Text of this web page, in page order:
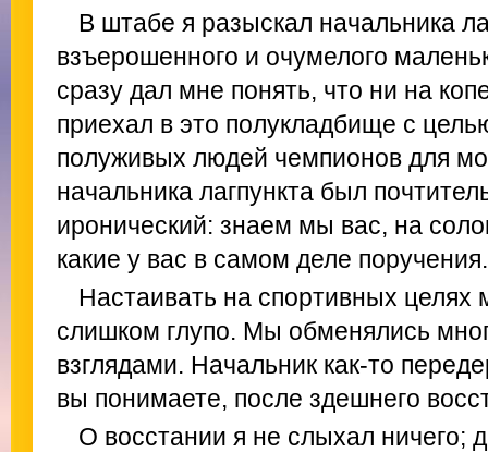
В штабе я разыскал начальника
взъерошенного и очумелого
сразу дал мне понять, что ни на
приехал в это полукладбище с
полуживых людей чемпионов для
начальника лагпункта был
иронический: знаем мы вас, на
какие у вас в самом деле поручения.
Настаивать на спортивных
слишком глупо. Мы обменялись
взглядами. Начальник как-то
вы понимаете, после здешнего
О восстании я не слыхал ничего;